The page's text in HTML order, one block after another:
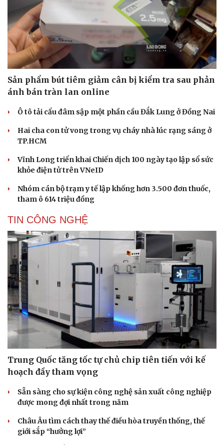
Sản phẩm bút tiêm giảm cân bị kiểm tra sau phản
ánh bán tràn lan online
Ô tô tải cẩu đâm sập một phần cầu Đắk Lung ở Đồng Nai
Hai cha con tử vong trong vụ cháy nhà lúc rạng sáng ở
TP.HCM
Vĩnh Long triển khai Chiến dịch 100 ngày tạo lập sổ sức
khỏe điện tử trên VNeID
Nhóm cán bộ trạm y tế lập khống hơn 3.500 đơn thuốc,
tham ô 614 triệu đồng
TIN CÔNG NGHỆ
Trung Quốc tăng tốc tự chủ chip tiên tiến với kế
hoạch đầy tham vọng
Sẵn sàng cho sự kiện công nghệ sản xuất công nghiệp
được mong đợi nhất trong năm
Châu Âu tìm cách thay thế điều hòa truyền thống, thế
giới sắp “hưởng lợi”